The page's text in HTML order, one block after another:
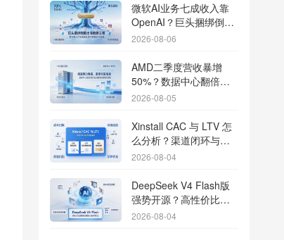
微软AI业务七成收入靠
OpenAI？巨头捆绑倒逼
出海App独立追踪全渠道
2026-08-06
AMD二季度营收暴增
50%？数据中心翻倍增
长驱动跨端分发新底座
2026-08-05
Xinstall CAC 与 LTV 怎
么分析？渠道闭环与投
放回报解析
2026-08-04
DeepSeek V4 Flash版
强势开源？高性价比基
座模型重塑长尾应用全
2026-08-04